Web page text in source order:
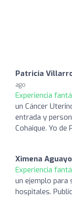
Patricia
ago
Experiencia
un Cáncer
entrada y
Cohaique. Yo
Ximena
Experiencia
un ejemplo para
hospitales.